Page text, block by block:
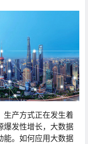
生产方式正在发生着
爆发性增长，大数据
能。如何应用大数据